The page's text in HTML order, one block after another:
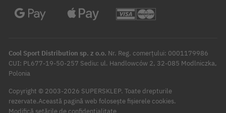
Cool Sport Distribution sp. z o.o. Nr. Reg. comerțului: 0001179986
CUI: PL677-19-50-257 Sediu: ul. Handlowców 2, 32-085 Modlniczka,
Polonia
Copyright © 2003-2026 SUPERSKLEP. Toate drepturile
rezervate.Această pagină web folosește fișierele cookies.
Modifică setările de confidențialitate